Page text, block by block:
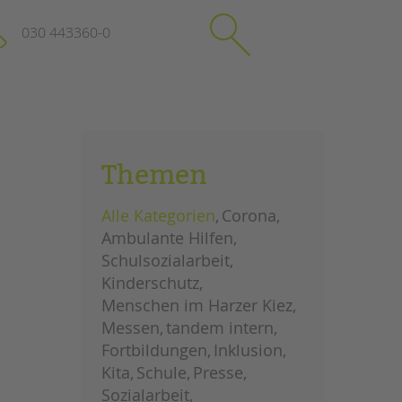
Impressum
Datenschutz
Hinweisgebersystem
Intranet
schließen
030 443360-0
SuchenThemen
Alle Kategorien Corona
Ambulante Hilfen
Schulsozialarbeit
Kinderschutz
Menschen im Harzer Kiez
Messen tandem intern
Fortbildungen Inklusion
Kita Schule Presse
Sozialarbeit